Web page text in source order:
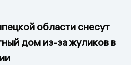
области снесут
дом из-за жуликов в